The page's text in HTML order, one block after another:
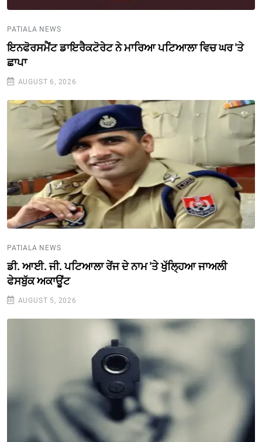
PATIALA NEWS
ਇਨਫੋਰਸਮੈਂਟ ਡਾਇਰੈਕਟੋਰੇਟ ਨੇ ਮਾਰਿਆ ਪਟਿਆਲਾ ਵਿਚ ਘਰ 'ਤੇ
ਛਾਪਾ
AUGUST 6, 2026
PATIALA NEWS
ਡੀ. ਆਈ. ਜੀ. ਪਟਿਆਲਾ ਰੇਂਜ ਦੇ ਨਾਮ 'ਤੇ ਖੁੱਲ੍ਹਿਆ ਜਾਅਲੀ
ਫੇਸਬੁੱਕ ਅਕਾਊਂਟ
AUGUST 5, 2026